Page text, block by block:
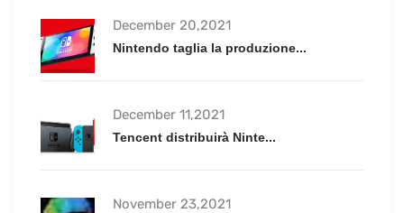
December 20,2021
Nintendo taglia la produzione...
December 11,2021
Tencent distribuirà Ninte...
November 23,2021